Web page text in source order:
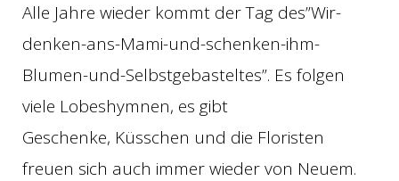
Alle Jahre wieder kommt der Tag des”Wir-
denken-ans-Mami-und-schenken-ihm-
Blumen-und-Selbstgebasteltes”. Es folgen
viele Lobeshymnen, es gibt
Geschenke, Küsschen und die Floristen
freuen sich auch immer wieder von Neuem.